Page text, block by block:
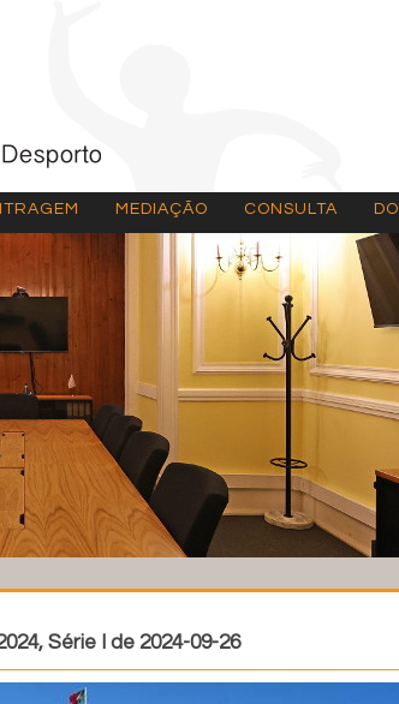
MEDIAÇÃO CONSULTA
Série I de 2024-09-26